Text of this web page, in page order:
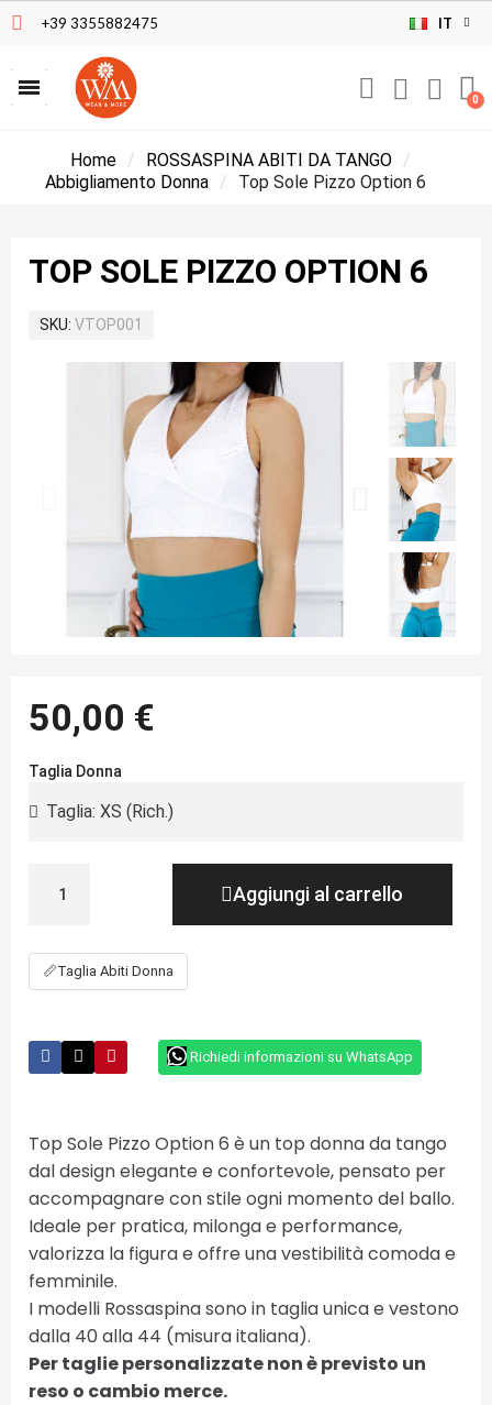
+39 3355882475 IT
Home
ROSSASPINA ABITI DA TANGO
Abbigliamento Donna
Top Sole Pizzo Option 6
TOP SOLE PIZZO OPTION 6
SKU VTOP001
50,00 €
Taglia Donna
Aggiungi al carrello
📏Taglia Abiti Donna
Richiedi informazioni su WhatsApp
Top Sole Pizzo Option 6 è un top donna da tango
dal design elegante e confortevole, pensato per
accompagnare con stile ogni momento del ballo.
Ideale per pratica, milonga e performance,
valorizza la figura e offre una vestibilità comoda e
femminile.
I modelli Rossaspina sono in taglia unica e vestono
dalla 40 alla 44 (misura italiana).
Per taglie personalizzate non è previsto un
reso o cambio merce.